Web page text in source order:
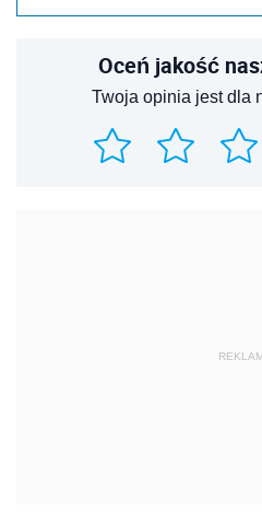
Oceń jakość
Twoja opinia jest dla